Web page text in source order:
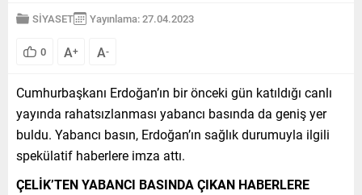
SİYASET Yayınlama: 27.04.2023
0 A+ A-
Cumhurbaşkanı Erdoğan’ın bir önceki gün katıldığı canlı
yayında rahatsızlanması yabancı basında da geniş yer
buldu. Yabancı basın, Erdoğan’ın sağlık durumuyla ilgili
spekülatif haberlere imza attı.
ÇELİK’TEN YABANCI BASINDA ÇIKAN HABERLERE